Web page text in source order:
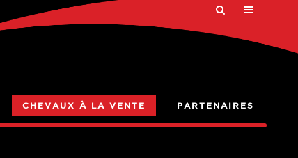
CHEVAUX À LA VENTE PARTENAIRES